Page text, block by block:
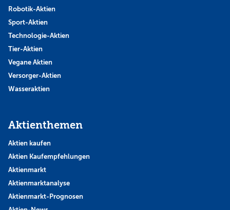
Robotik-Aktien
Sport-Aktien
Technologie-Aktien
Tier-Aktien
Vegane Aktien
Versorger-Aktien
Wasseraktien
Aktienthemen
Aktien kaufen
Aktien Kaufempfehlungen
Aktienmarkt
Aktienmarktanalyse
Aktienmarkt-Prognosen